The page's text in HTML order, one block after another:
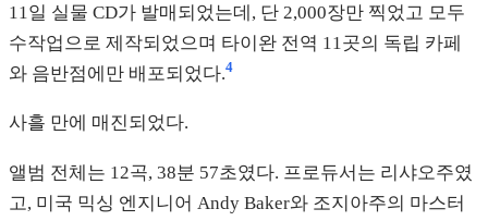
11일 실물 CD가 발매되었는데, 단 2,000장만 찍었고 모두
수작업으로 제작되었으며 타이완 전역 11곳의 독립 카페
와 음반점에만 배포되었다.4
사흘 만에 매진되었다.
앨범 전체는 12곡, 38분 57초였다. 프로듀서는 리샤오주였
고, 미국 믹싱 엔지니어 Andy Baker와 조지아주의 마스터